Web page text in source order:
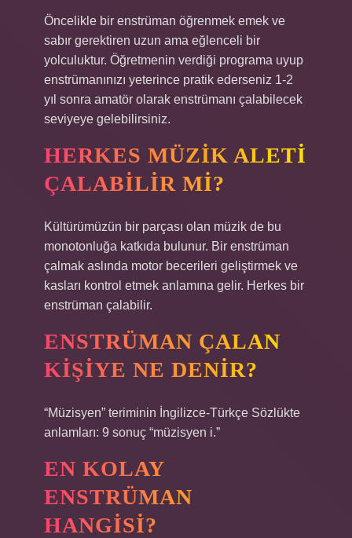
Öncelikle bir enstrüman öğrenmek emek ve
sabır gerektiren uzun ama eğlenceli bir
yolculuktur. Öğretmenin verdiği programa uyup
enstrümanınızı yeterince pratik ederseniz 1-2
yıl sonra amatör olarak enstrümanı çalabilecek
seviyeye gelebilirsiniz.
HERKES MÜZIK ALETI
ÇALABILIR MI?
Kültürümüzün bir parçası olan müzik de bu
monotonluğa katkıda bulunur. Bir enstrüman
çalmak aslında motor becerileri geliştirmek ve
kasları kontrol etmek anlamına gelir. Herkes bir
enstrüman çalabilir.
ENSTRÜMAN ÇALAN
KIŞIYE NE DENIR?
“Müzisyen” teriminin İngilizce-Türkçe Sözlükte
anlamları: 9 sonuç “müzisyen i.”
EN KOLAY
ENSTRÜMAN
HANGISI?